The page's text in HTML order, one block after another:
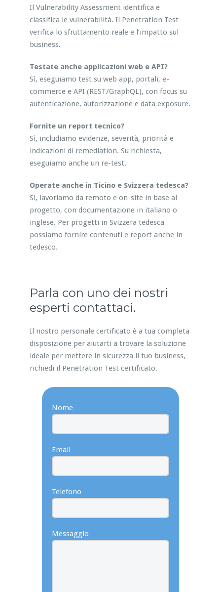
Il Vulnerability Assessment identifica e
classifica le vulnerabilità. Il Penetration Test
verifica lo sfruttamento reale e l’impatto sul
business.
Testate anche applicazioni web e API?
Sì, eseguiamo test su web app, portali, e-
commerce e API (REST/GraphQL), con focus su
autenticazione, autorizzazione e data exposure.
Fornite un report tecnico?
Sì, includiamo evidenze, severità, priorità e
indicazioni di remediation. Su richiesta,
eseguiamo anche un re-test.
Operate anche in Ticino e Svizzera tedesca?
Sì, lavoriamo da remoto e on-site in base al
progetto, con documentazione in italiano o
inglese. Per progetti in Svizzera tedesca
possiamo fornire contenuti e report anche in
tedesco.
Parla con uno dei nostri
esperti contattaci.
Il nostro personale certificato è a tua completa
disposizione per aiutarti a trovare la soluzione
ideale per mettere in sicurezza il tuo business,
richiedi il Penetration Test certificato.
Nome
Email
Telefono
Messaggio